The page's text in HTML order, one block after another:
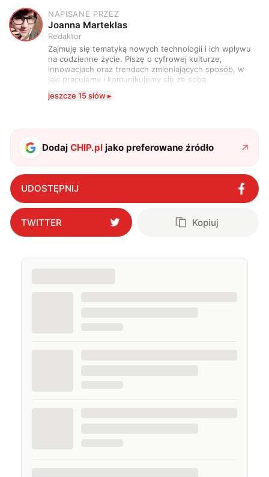
J
NAPISANE PRZEZ
Joanna Marteklas
Redaktor
Zajmuję się tematyką nowych technologii i ich wpływu
na codzienne życie. Piszę o cyfrowej kulturze,
innowacjach oraz trendach zmieniających sposób, w
jaki pracujemy i komunikujemy się ze sobą.
technologii a współczesną popkulturą. W wolnych
jeszcze 15 słów ▸
DodajCHIP.pl jako preferowane źródło
UDOSTĘPNIJ
TWITTER Kopiuj